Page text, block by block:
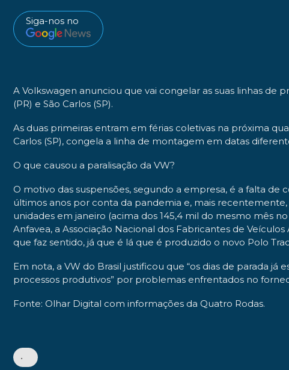
Siga-nos no
A Volkswagen anunciou que vai congelar as suas linhas de
(PR) e São Carlos (SP).
As duas primeiras entram em férias coletivas na próxima
Carlos (SP), congela a linha de montagem em datas
O que causou a paralisação da VW?
O motivo das suspensões, segundo a empresa, é a falta
últimos anos por conta da pandemia e, mais
unidades em janeiro (acima dos 145,4 mil do mesmo mês
Anfavea, a Associação Nacional dos Fabricantes de
que faz sentido, já que é lá que é produzido o novo Polo
Em nota, a VW do Brasil justificou que “os dias de parada
processos produtivos” por problemas enfrentados no
Fonte: Olhar Digital com informações da Quatro Rodas.
•